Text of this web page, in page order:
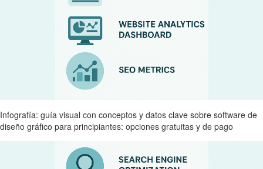
Infografía: guía visual con conceptos y datos clave sobre software de
diseño gráfico para principiantes: opciones gratuitas y de pago